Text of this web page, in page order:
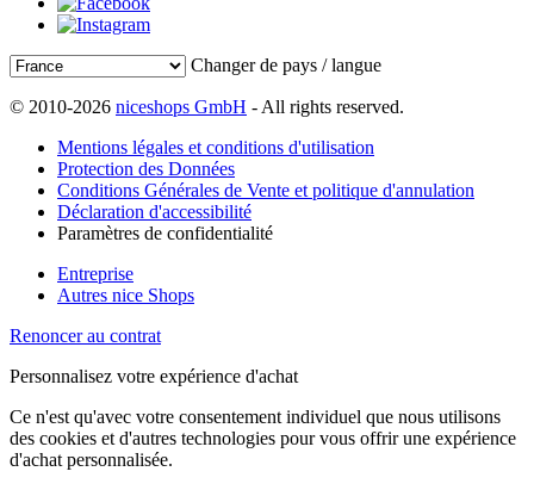
Changer de pays / langue
© 2010-2026 niceshops GmbH - All rights reserved.
Mentions légales et conditions d'utilisation
Protection des Données
Conditions Générales de Vente et politique d'annulation
Déclaration d'accessibilité
Paramètres de confidentialité
Entreprise
Autres nice Shops
Renoncer au contrat
Personnalisez votre expérience d'achat
Ce n'est qu'avec votre consentement individuel que nous utilisons
des cookies et d'autres technologies pour vous offrir une expérience
d'achat personnalisée.